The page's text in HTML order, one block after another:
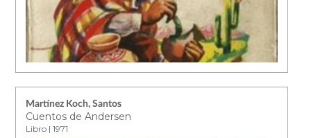
Martínez Koch, Santos
Cuentos de Andersen
Libro | 1971